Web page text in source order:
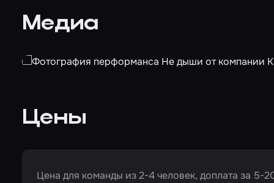
Медиа
Цены
Цена для команды из 2-4 человек, доплата за 5-